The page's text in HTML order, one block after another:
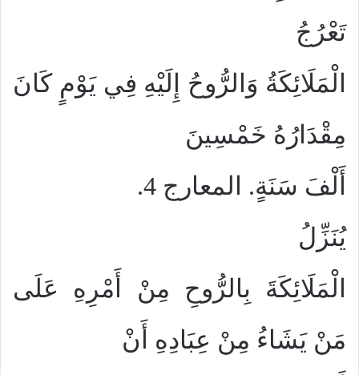
تَعْرُجُ
الْمَلَائِكَةُ وَالرُّوحُ إِلَيْهِ فِي يَوْمٍ كَانَ
مِقْدَارُهُ خَمْسِينَ
أَلْفَ سَنَةٍ. المعارج 4.
يُنَزِّلُ
الْمَلَائِكَةَ بِالرُّوحِ مِنْ أَمْرِهِ عَلَى
مَنْ يَشَاءُ مِنْ عِبَادِهِ أَنْ